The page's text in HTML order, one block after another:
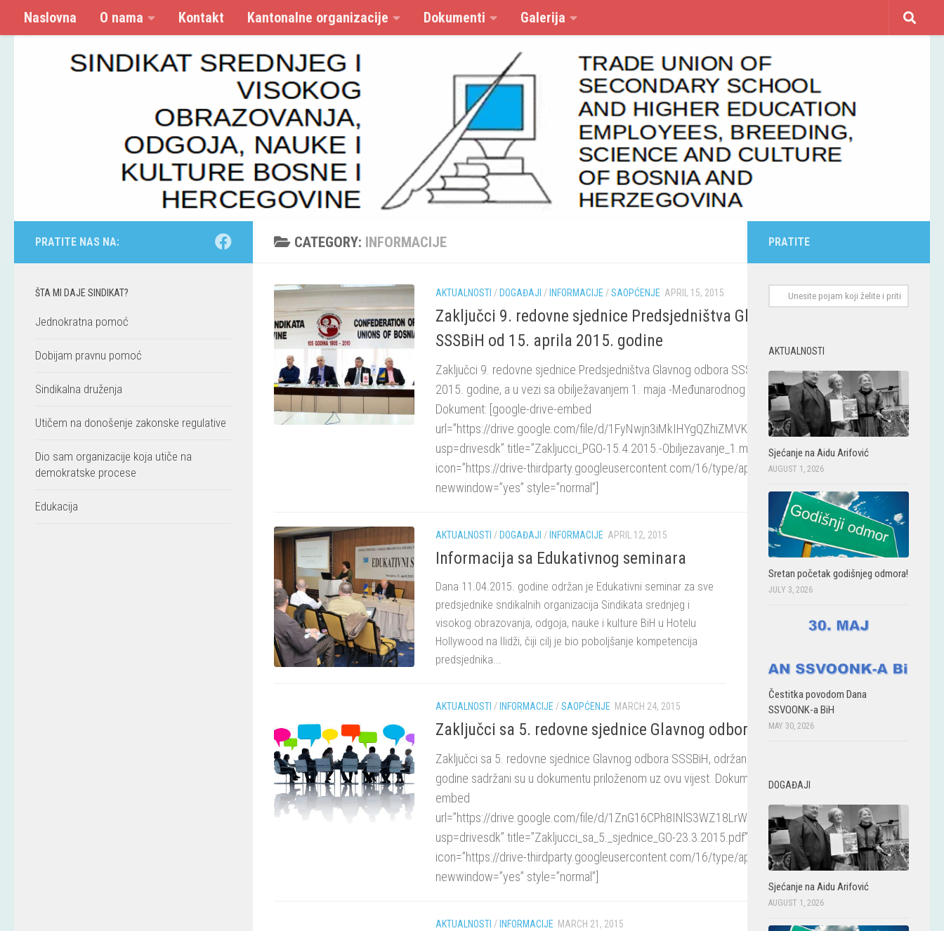
Skip to content
Naslovna O nama Kontakt Kantonalne organizacije Dokumenti Galerija
CATEGORY: INFORMACIJE
AKTUALNOSTI /DOGAĐAJI /INFORMACIJE /SAOPĆENJE APRIL 15, 2015
Zaključci 9. redovne sjednice Predsjedništva Glavnog odbora
SSSBiH od 15. aprila 2015. godine
Zaključci 9. redovne sjednice Predsjedništva Glavnog odbora SSSBiH od 15. aprila
2015. godine, a u vezi sa obilježavanjem 1. maja -Međunarodnog praznika rada.
Dokument: [google-drive-embed
url=”https://drive.google.com/file/d/1FyNwjn3iMkIHYgQZhiZMVKkA0U1ZY1Jb/view?
usp=drivesdk” title=”Zakljucci_PGO-15.4.2015.-Obiljezavanje_1.maja 2015.pdf”
icon=”https://drive-thirdparty.googleusercontent.com/16/type/application/pdf”
newwindow=”yes” style=”normal”]
AKTUALNOSTI / DOGAĐAJI / INFORMACIJE APRIL 12, 2015
Informacija sa Edukativnog seminara
Dana 11.04.2015. godine održan je Edukativni seminar za sve
predsjednike sndikalnih organizacija Sindikata srednjeg i
visokog obrazovanja, odgoja, nauke i kulture BiH u Hotelu
Hollywood na Ilidži, čiji cilj je bio poboljšanje kompetencija
predsjednika...
AKTUALNOSTI / INFORMACIJE /SAOPĆENJE MARCH 24, 2015
Zaključci sa 5. redovne sjednice Glavnog odbora SSSBiH
Zaključci sa 5. redovne sjednice Glavnog odbora SSSBiH, održane 23. marta 2015.
godine sadržani su u dokumentu priloženom uz ovu vijest. Dokument: [google-drive-
embed
url=”https://drive.google.com/file/d/1ZnG16CPh8INlS3WZ18LrWzrNdi3h4KRy/view?
usp=drivesdk” title=”Zakljucci_sa_5._sjednice_GO-23.3.2015.pdf”
icon=”https://drive-thirdparty.googleusercontent.com/16/type/application/pdf”
newwindow=”yes” style=”normal”]
AKTUALNOSTI / INFORMACIJE MARCH 21, 2015
PRATITE NAS NA:
ŠTA MI DAJE SINDIKAT?
Jednokratna pomoć
Dobijam pravnu pomoć
Sindikalna druženja
Utičem na donošenje zakonske regulative
Dio sam organizacije koja utiče na
demokratske procese
Edukacija
PRATITE
AKTUALNOSTI
Sjećanje na Aidu Arifović
AUGUST 1, 2026
Sretan početak godišnjeg odmora!
JULY 3, 2026
Čestitka povodom Dana
SSVOONK-a BiH
MAY 30, 2026
DOGAĐAJI
Sjećanje na Aidu Arifović
AUGUST 1, 2026